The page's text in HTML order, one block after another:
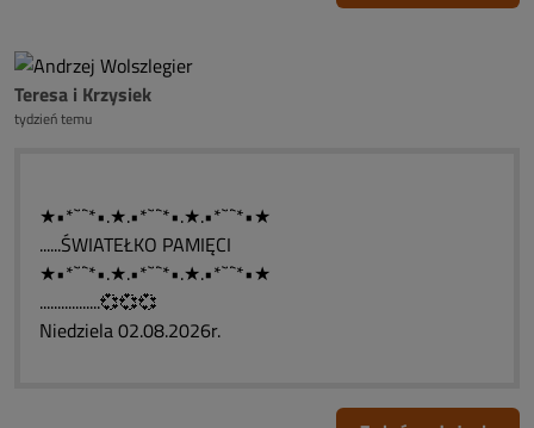
Teresa i Krzysiek
tydzień temu
★•*`¨`*•.★.•*`¨`*•.★.•*`¨`*•★
......ŚWIATEŁKO PAMIĘCI
★•*`¨`*•.★.•*`¨`*•.★.•*`¨`*•★
.................💞💞💞
Niedziela 02.08.2026r.